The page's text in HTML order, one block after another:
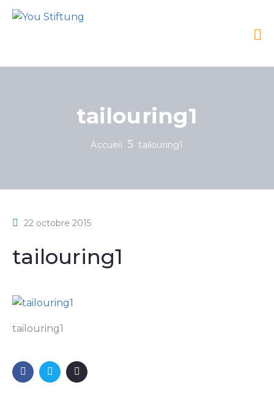
tailouring1
Accueil tailouring1
22 octobre 2015
tailouring1
tailouring1